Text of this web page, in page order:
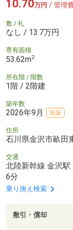
10.70万円 / 管理
敷 / 礼
なし / 13.7万円
専有面積
53.62m2
所在階 / 階数
1階 / 2階建
築年数
2026年9月 新築
住所
石川県金沢市畝田
交通
北陸新幹線 金沢
6分
乗り換え検索
敷引・償却